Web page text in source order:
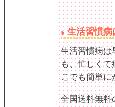
生活習慣病
生活習慣病は
も、忙しく
こでも簡単に
全国送料無料